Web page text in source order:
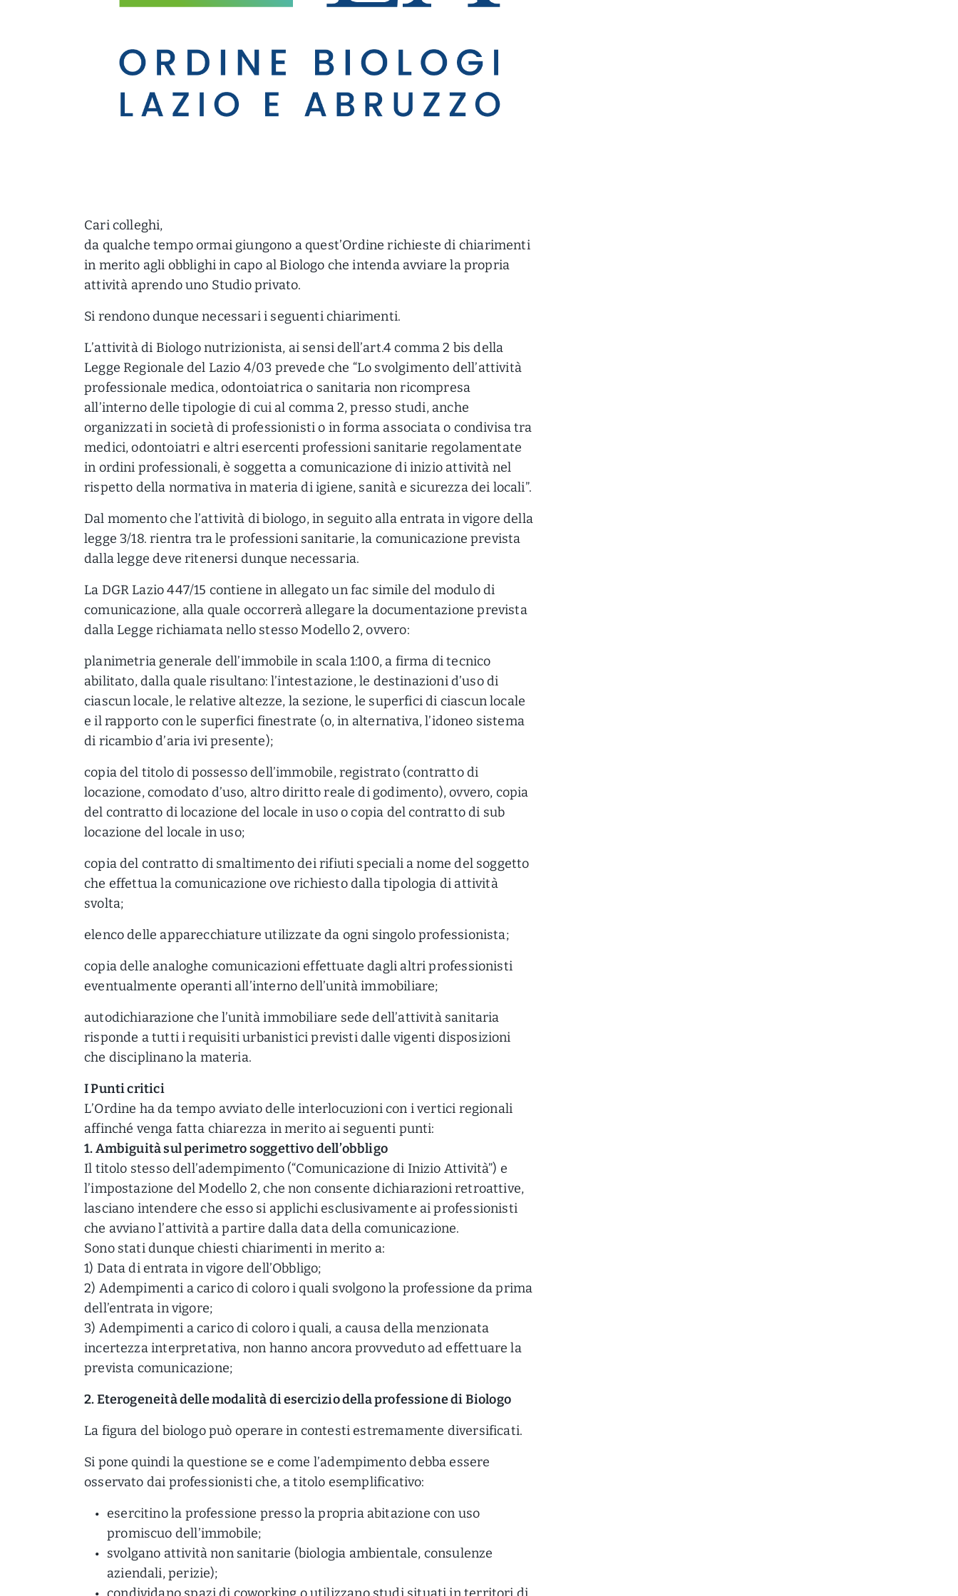
Cari colleghi,
da qualche tempo ormai giungono a quest’Ordine richieste di chiarimenti
in merito agli obblighi in capo al Biologo che intenda avviare la propria
attività aprendo uno Studio privato.
Si rendono dunque necessari i seguenti chiarimenti.
L’attività di Biologo nutrizionista, ai sensi dell’art.4 comma 2 bis della
Legge Regionale del Lazio 4/03 prevede che “Lo svolgimento dell’attività
professionale medica, odontoiatrica o sanitaria non ricompresa
all’interno delle tipologie di cui al comma 2, presso studi, anche
organizzati in società di professionisti o in forma associata o condivisa tra
medici, odontoiatri e altri esercenti professioni sanitarie regolamentate
in ordini professionali, è soggetta a comunicazione di inizio attività nel
rispetto della normativa in materia di igiene, sanità e sicurezza dei locali”.
Dal momento che l’attività di biologo, in seguito alla entrata in vigore della
legge 3/18. rientra tra le professioni sanitarie, la comunicazione prevista
dalla legge deve ritenersi dunque necessaria.
La DGR Lazio 447/15 contiene in allegato un fac simile del modulo di
comunicazione, alla quale occorrerà allegare la documentazione prevista
dalla Legge richiamata nello stesso Modello 2, ovvero:
planimetria generale dell’immobile in scala 1:100, a firma di tecnico
abilitato, dalla quale risultano: l’intestazione, le destinazioni d’uso di
ciascun locale, le relative altezze, la sezione, le superfici di ciascun locale
e il rapporto con le superfici finestrate (o, in alternativa, l’idoneo sistema
di ricambio d’aria ivi presente);
copia del titolo di possesso dell’immobile, registrato (contratto di
locazione, comodato d’uso, altro diritto reale di godimento), ovvero, copia
del contratto di locazione del locale in uso o copia del contratto di sub
locazione del locale in uso;
copia del contratto di smaltimento dei rifiuti speciali a nome del soggetto
che effettua la comunicazione ove richiesto dalla tipologia di attività
svolta;
elenco delle apparecchiature utilizzate da ogni singolo professionista;
copia delle analoghe comunicazioni effettuate dagli altri professionisti
eventualmente operanti all’interno dell’unità immobiliare;
autodichiarazione che l’unità immobiliare sede dell’attività sanitaria
risponde a tutti i requisiti urbanistici previsti dalle vigenti disposizioni
che disciplinano la materia.
I Punti critici
L’Ordine ha da tempo avviato delle interlocuzioni con i vertici regionali
affinché venga fatta chiarezza in merito ai seguenti punti:
1. Ambiguità sul perimetro soggettivo dell’obbligo
Il titolo stesso dell’adempimento (“Comunicazione di Inizio Attività”) e
l’impostazione del Modello 2, che non consente dichiarazioni retroattive,
lasciano intendere che esso si applichi esclusivamente ai professionisti
che avviano l’attività a partire dalla data della comunicazione.
Sono stati dunque chiesti chiarimenti in merito a:
1) Data di entrata in vigore dell’Obbligo;
2) Adempimenti a carico di coloro i quali svolgono la professione da prima
dell’entrata in vigore;
3) Adempimenti a carico di coloro i quali, a causa della menzionata
incertezza interpretativa, non hanno ancora provveduto ad effettuare la
prevista comunicazione;
2. Eterogeneità delle modalità di esercizio della professione di Biologo
La figura del biologo può operare in contesti estremamente diversificati.
Si pone quindi la questione se e come l’adempimento debba essere
osservato dai professionisti che, a titolo esemplificativo:
esercitino la professione presso la propria abitazione con uso
promiscuo dell’immobile;
svolgano attività non sanitarie (biologia ambientale, consulenze
aziendali, perizie);